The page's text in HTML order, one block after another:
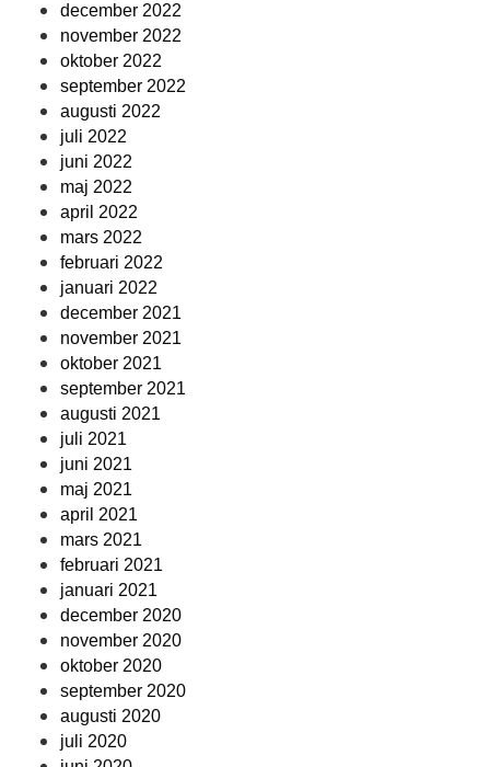
december 2022
november 2022
oktober 2022
september 2022
augusti 2022
juli 2022
juni 2022
maj 2022
april 2022
mars 2022
februari 2022
januari 2022
december 2021
november 2021
oktober 2021
september 2021
augusti 2021
juli 2021
juni 2021
maj 2021
april 2021
mars 2021
februari 2021
januari 2021
december 2020
november 2020
oktober 2020
september 2020
augusti 2020
juli 2020